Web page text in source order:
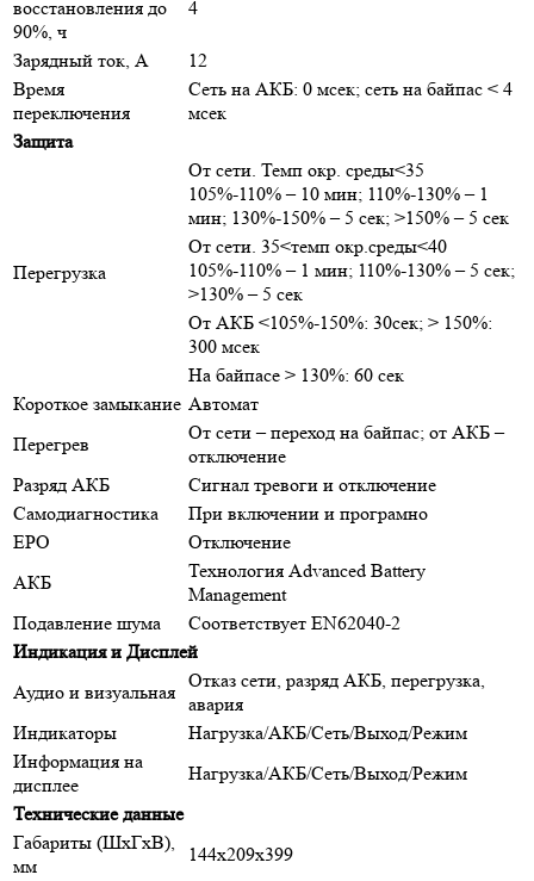
восстановления до
90%, ч
4
Зарядный ток, А
12
Время
переключения
Сеть на АКБ: 0 мсек; сеть на байпас < 4
мсек
Защита
Перегрузка
От сети. Темп окр. среды<35
105%-110% – 10 мин; 110%-130% – 1
мин; 130%-150% – 5 сек; >150% – 5 сек
От сети. 35<темп окр.среды<40
105%-110% – 1 мин; 110%-130% – 5 сек;
>130% – 5 сек
От АКБ <105%-150%: 30сек; > 150%:
300 мсек
На байпасе > 130%: 60 сек
Короткое замыкание Автомат
Перегрев
От сети – переход на байпас; от АКБ –
отключение
Разряд АКБ
Сигнал тревоги и отключение
Самодиагностика
При включении и програмно
EPO
Отключение
АКБ
Технология Advanced Battery
Management
Подавление шума
Соответствует EN62040-2
Индикация и Дисплей
Аудио и визуальная
Отказ сети, разряд АКБ, перегрузка,
авария
Индикаторы
Нагрузка/АКБ/Сеть/Выход/Режим
Информация на
дисплее
Нагрузка/АКБ/Сеть/Выход/Режим
Технические данные
Габариты (ШхГхВ),
мм
144х209х399